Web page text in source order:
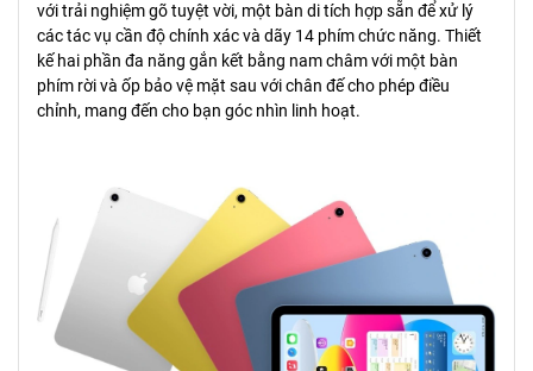
với trải nghiệm gõ tuyệt vời, một bàn di tích hợp sẵn để xử lý
các tác vụ cần độ chính xác và dãy 14 phím chức năng. Thiết
kế hai phần đa năng gắn kết bằng nam châm với một bàn
phím rời và ốp bảo vệ mặt sau với chân đế cho phép điều
chỉnh, mang đến cho bạn góc nhìn linh hoạt.